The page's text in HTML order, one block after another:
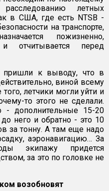
летных
в США, где есть NTSB -
на транспорте,
пожизненно,
и отчитывается перед
пришли к выводу, что в
виной всему
летчики могли уйти и
то этого не сделали.
- дополнительные 15-20
него и обратно - это 10
за тонну. А там еще надо
аэронавигацию… За
экипажу придется
за это по головке не
возобновят